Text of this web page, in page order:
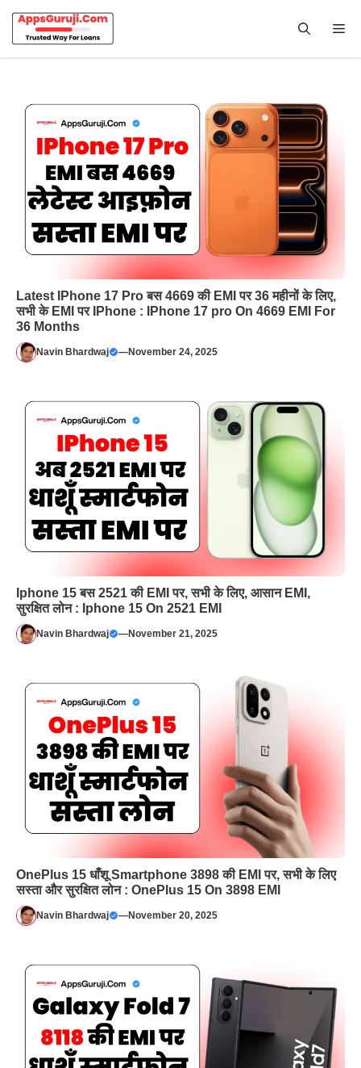
content
Latest IPhone 17 Pro बस 4669 की EMI पर 36 महीनों के लिए,
सभी के EMI पर IPhone : IPhone 17 pro On 4669 EMI For
36 Months
Navin Bhardwaj —November 24, 2025
Iphone 15 बस 2521 की EMI पर, सभी के लिए, आसान EMI,
सुरक्षित लोन : Iphone 15 On 2521 EMI
Navin Bhardwaj —November 21, 2025
OnePlus 15 धाँशू Smartphone 3898 की EMI पर, सभी के लिए
सस्ता और सुरक्षित लोन : OnePlus 15 On 3898 EMI
Navin Bhardwaj —November 20, 2025